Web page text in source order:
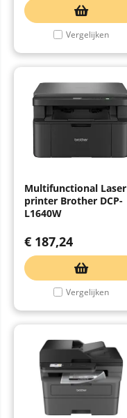
Vergelijken
Multifunctional Laser
printer Brother DCP-
L1640W
€ 187,24
Vergelijken